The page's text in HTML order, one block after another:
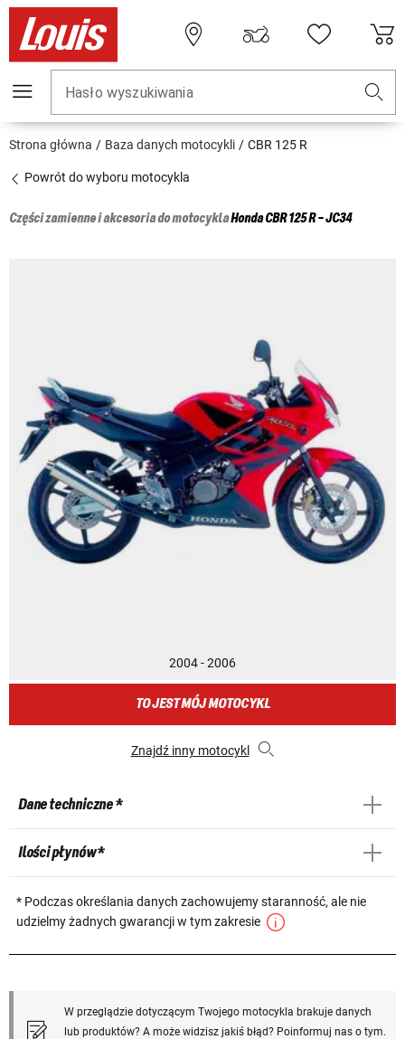
Hasło wyszukiwania
Strona główna Baza danych motocykli CBR 125 R
Powrót do wyboru motocykla
Części zamienne i akcesoria do motocyklaHondaCBR 125 R - JC34
2004 - 2006
TO JEST MÓJ MOTOCYKL
Znajdź inny motocykl
Dane techniczne *
Ilości płynów *
* Podczas określania danych zachowujemy staranność, ale nie
udzielmy żadnych gwarancji w tym zakresie
W przeglądzie dotyczącym Twojego motocykla brakuje danych
lub produktów? A może widzisz jakiś błąd? Poinformuj nas o tym.